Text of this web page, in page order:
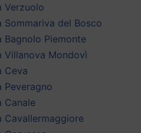
Verzuolo
Sommariva del Bosco
Bagnolo Piemonte
Villanova Mondovì
Ceva
Peveragno
Canale
Cavallermaggiore